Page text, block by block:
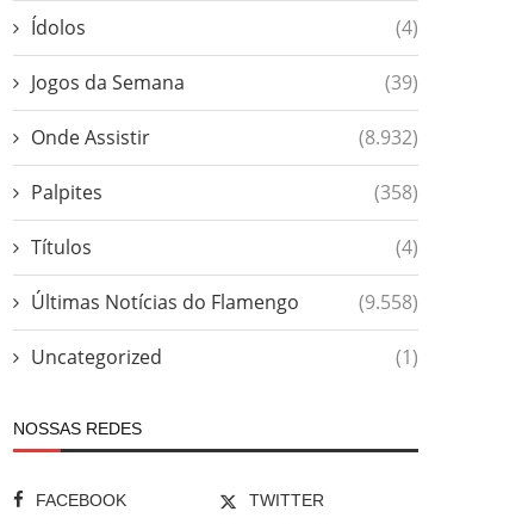
Ídolos (4)
Jogos da Semana (39)
Onde Assistir (8.932)
Palpites (358)
Títulos (4)
Últimas Notícias do Flamengo (9.558)
Uncategorized (1)
NOSSAS REDES
FACEBOOK
TWITTER